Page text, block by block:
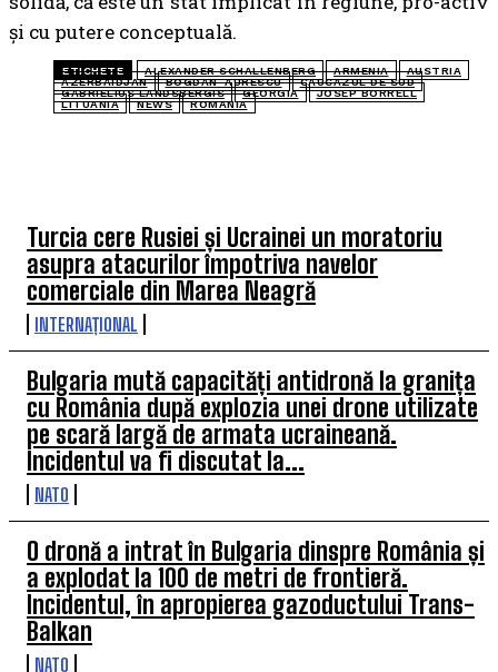
și cu putere conceptuală.
ETICHETE ALEXANDER SCHALLENBERG ARMENIA
AUSTRIA
AZERBAIDJAN
BOGDAN-AURESCU
CAUCAZUL DE SUD
GABRIELIUS LANDSBERGIS
GEORGIA
JOSEP BORRELL
LITUANIA
NEWS ROMANIA
Turcia cere Rusiei și Ucrainei un moratoriu
asupra atacurilor împotriva navelor
comerciale din Marea Neagră
INTERNAȚIONAL
Bulgaria mută capacități antidronă la granița
cu România după explozia unei drone utilizate
pe scară largă de armata ucraineană.
Incidentul va fi discutat la...
NATO
O dronă a intrat în Bulgaria dinspre România și
a explodat la 100 de metri de frontieră.
Incidentul, în apropierea gazoductului Trans-
Balkan
NATO